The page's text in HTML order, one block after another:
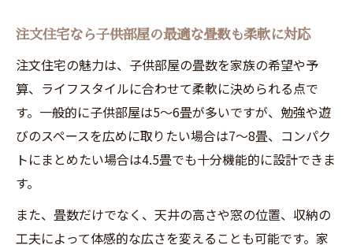
訣
子供部屋から考える注文住宅の間取り計画
注文住宅で叶う家族の夢と快適な生活空間
注文住宅なら子供部屋の最適な畳数も柔軟に対応
注文住宅の魅力は、子供部屋の畳数を家族の希望や予
算、ライフスタイルに合わせて柔軟に決められる点で
す。一般的に子供部屋は5～6畳が多いですが、勉強や遊
びのスペースを広めに取りたい場合は7～8畳、コンパク
トにまとめたい場合は4.5畳でも十分機能的に設計できま
す。
また、畳数だけでなく、天井の高さや窓の位置、収納の
工夫によって体感的な広さを変えることも可能です。家